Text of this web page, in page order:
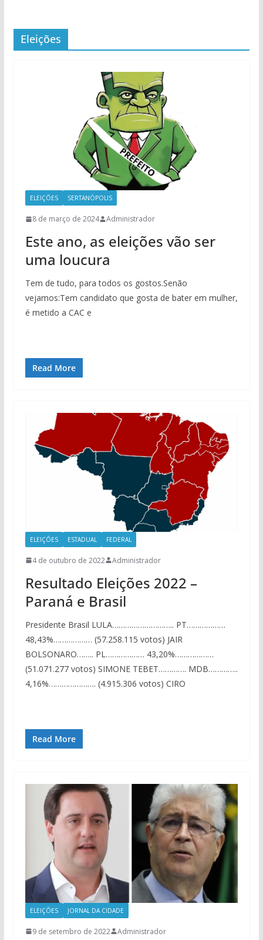
Eleições
ELEIÇÕES SERTANÓPOLIS
8 de março de 2024 Administrador
Este ano, as eleições vão ser
uma loucura
Tem de tudo, para todos os gostos.Senão
vejamos:Tem candidato que gosta de bater em mulher,
é metido a CAC e
Read More
ELEIÇÕES ESTADUAL FEDERAL
4 de outubro de 2022 Administrador
Resultado Eleições 2022 –
Paraná e Brasil
Presidente Brasil LULA……………………….. PT………………
48,43%……………… (57.258.115 votos) JAIR
BOLSONARO…….. PL……………… 43,20%………………
(51.071.277 votos) SIMONE TEBET…………. MDB…………..
4,16%…………………. (4.915.306 votos) CIRO
Read More
ELEIÇÕES JORNAL DA CIDADE
9 de setembro de 2022 Administrador